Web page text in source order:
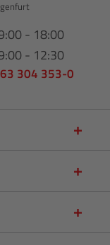
- 18:00
- 12:30
304 353-0